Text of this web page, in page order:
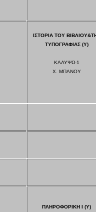
ΙΣΤΟΡΙΑ ΤΟΥ
ΤΥΠΟΓΡΑΦΙΑΣ (Υ)
ΚΑΛΥΨΩ-1
Χ. ΜΠΑΝΟΥ
ΠΛΗΡΟΦΟΡΙΚΗ Ι (Υ)